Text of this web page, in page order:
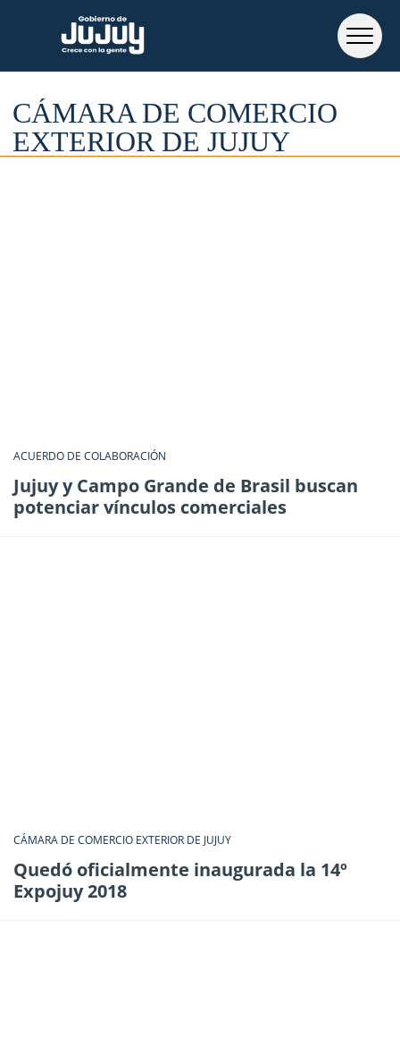
CÁMARA DE COMERCIO
EXTERIOR DE JUJUY
ACUERDO DE COLABORACIÓN
Jujuy y Campo Grande de Brasil buscan
potenciar vínculos comerciales
CÁMARA DE COMERCIO EXTERIOR DE JUJUY
Quedó oficialmente inaugurada la 14º
Expojuy 2018